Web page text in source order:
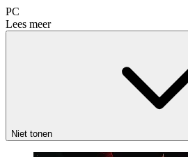
PC
Lees meer
Niet tonen